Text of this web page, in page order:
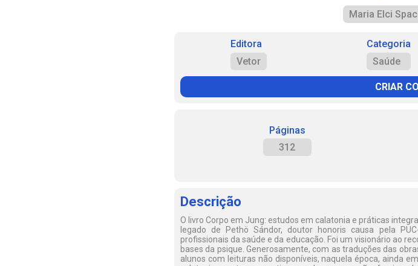
Maria Elci
Editora
Vetor
Categoria
Saúde
CRIAR
Páginas
312
Descrição
O livro Corpo em Jung: estudos em calatonia e práticas
legado de Pethö Sándor, doutor honoris causa pela
profissionais da saúde e da educação. Foi um visionário ao
bases da psique. Generosamente, com as traduções das
alunos com leituras não disponíveis, naquela época, ainda